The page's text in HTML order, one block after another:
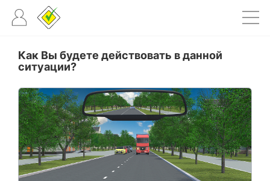
Как Вы будете действовать в данной
ситуации?